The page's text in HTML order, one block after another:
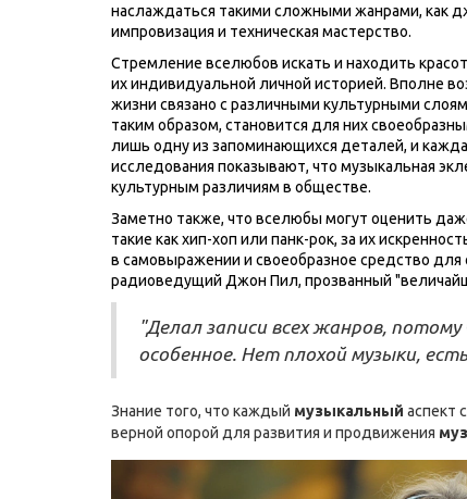
наслаждаться такими сложными жанрами, как
импровизация и техническая мастерство.
Стремление вселюбов искать и находить
их индивидуальной личной историей. Вполне
жизни связано с различными культурными
таким образом, становится для них
лишь одну из запоминающихся деталей, и
исследования показывают, что музыкальная
культурным различиям в обществе.
Заметно также, что вселюбы могут оценить
такие как хип-хоп или панк-рок, за их
в самовыражении и своеобразное средство
радиоведущий Джон Пил, прозванный
"Делал записи всех жанров,
особенное. Нет плохой музыки,
Знание того, что каждый музыкальный аспект
верной опорой для развития и продвижения